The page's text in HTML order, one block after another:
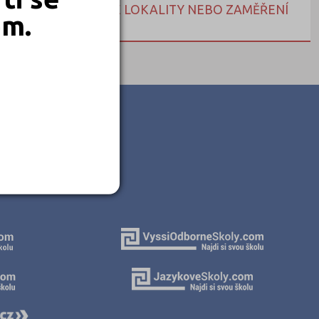
HLEDEJTE DLE LOKALITY NEBO ZAMĚŘENÍ